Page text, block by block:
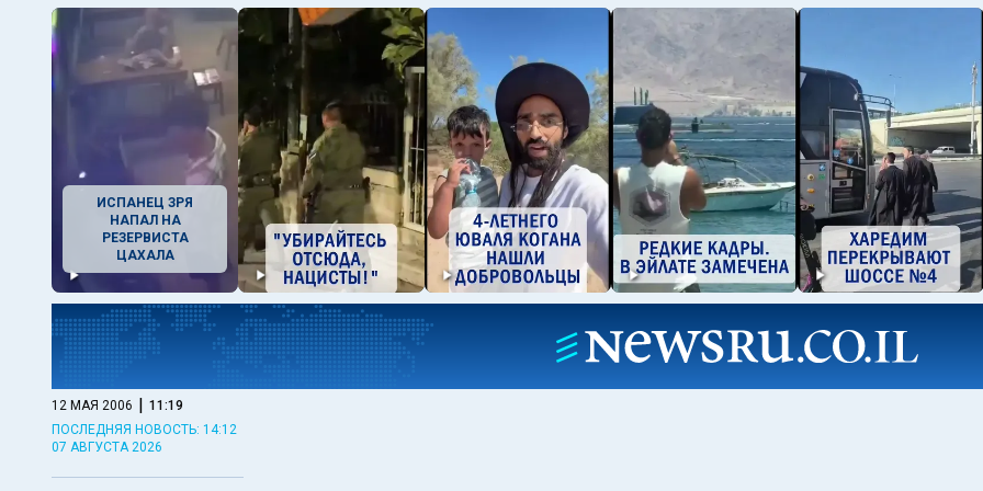
ИСПАНЕЦ ЗРЯ
НАПАЛ НА
РЕЗЕРВИСТА
ЦАХАЛА
12 МАЯ 2006 | 11:19
ПОСЛЕДНЯЯ НОВОСТЬ: 14:12
07 АВГУСТА 2026